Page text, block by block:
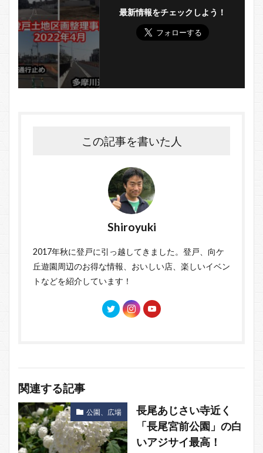
最新情報をチェックしよう！
この記事を書いた人
Shiroyuki
2017年秋に登戸に引っ越してきました。登戸、向ケ
丘遊園周辺のお得な情報、おいしい店、楽しいイベン
トなどを紹介しています！
関連する記事
公園、広場
長尾あじさい寺近く
「長尾宮前公園」の白
いアジサイ最高！